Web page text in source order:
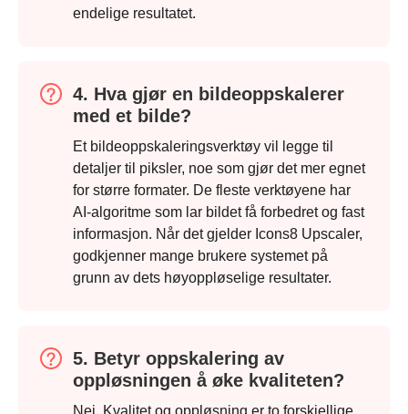
endelige resultatet.
4. Hva gjør en bildeoppskalerer
med et bilde?
Et bildeoppskaleringsverktøy vil legge til
detaljer til piksler, noe som gjør det mer egnet
for større formater. De fleste verktøyene har
AI-algoritme som lar bildet få forbedret og fast
informasjon. Når det gjelder Icons8 Upscaler,
godkjenner mange brukere systemet på
grunn av dets høyoppløselige resultater.
5. Betyr oppskalering av
oppløsningen å øke kvaliteten?
Nei. Kvalitet og oppløsning er to forskjellige